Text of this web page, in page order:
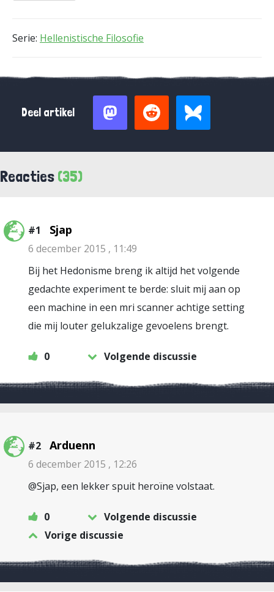
Serie: Hellenistische Filosofie
Deel artikel
Reacties (35)
#1 Sjap
6 december 2015 , 11:49
Bij het Hedonisme breng ik altijd het volgende
gedachte experiment te berde: sluit mij aan op
een machine in een mri scanner achtige setting
die mij louter gelukzalige gevoelens brengt.
0 Volgende discussie
#2 Arduenn
6 december 2015 , 12:26
@Sjap, een lekker spuit heroïne volstaat.
0
Volgende discussie
Vorige discussie